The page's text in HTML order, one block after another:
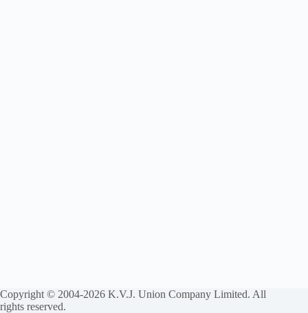
Copyright © 2004-2026 K.V.J. Union Company Limited. All
rights reserved.